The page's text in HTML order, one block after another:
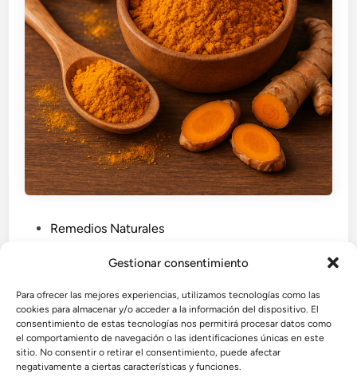
Gestionar consentimiento
Para ofrecer las mejores experiencias, utilizamos tecnologías como las
cookies para almacenar y/o acceder a la información del dispositivo. El
consentimiento de estas tecnologías nos permitirá procesar datos como
el comportamiento de navegación o las identificaciones únicas en este
sitio. No consentir o retirar el consentimiento, puede afectar
negativamente a ciertas características y funciones.
c
a
d
Remedios Naturales
Beneficios de la cúrcuma: propiedades
y usos para tu salud
La cúrcuma es conocida como la “raíz dorada” por su
intenso color y potentes propiedades
antiinflamatorias y antioxidantes. Descubre sus